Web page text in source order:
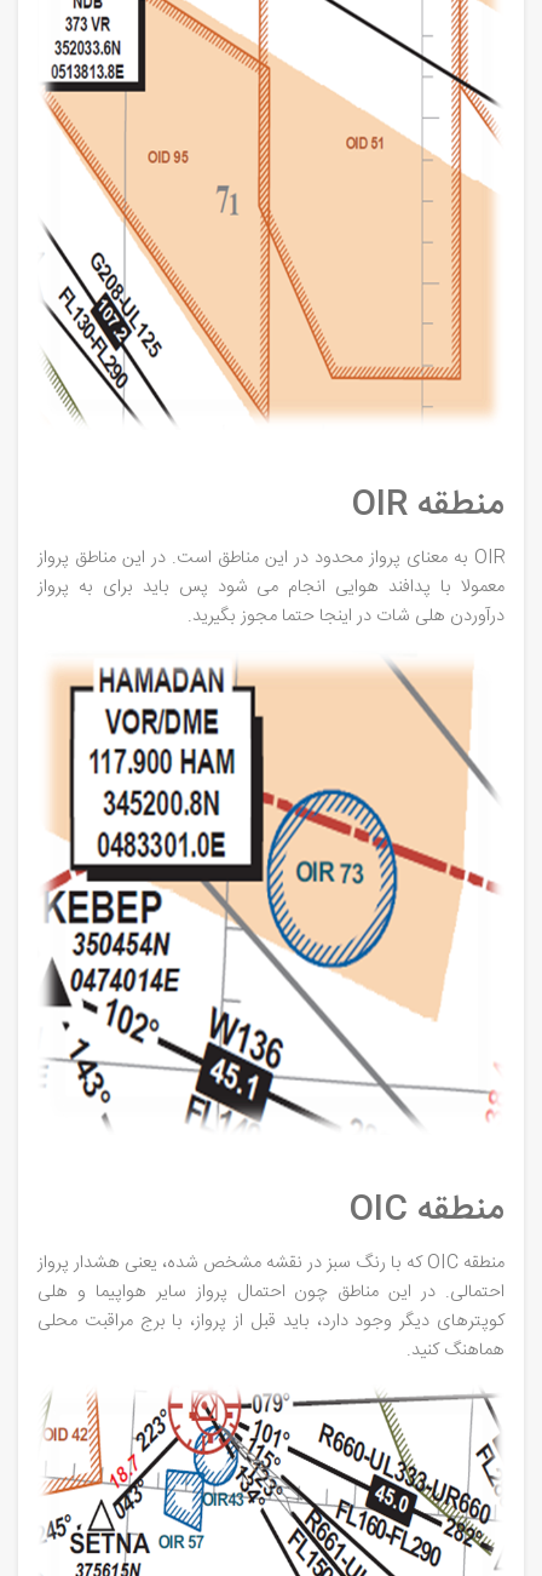
منطقه OIR
OIR به معنای پرواز محدود در این مناطق است. در این مناطق پرواز
معمولا با پدافند هوایی انجام می شود پس باید برای به پرواز
درآوردن هلی شات در اینجا حتما مجوز بگیرید.
منطقه OIC
منطقه OIC که با رنگ سبز در نقشه مشخص شده،‌ یعنی هشدار پرواز
احتمالی. در این مناطق چون احتمال پرواز سایر هواپیما و هلی
کوپترهای دیگر وجود دارد، باید قبل از پرواز، با برج مراقبت محلی
هماهنگ کنید.